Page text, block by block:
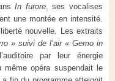
In furore, ses vocalises
une montée en intensité.
nouvelle. Les extraits
» suivi de l’air« Gemo in
par leur énergie
même opéra suspendait le